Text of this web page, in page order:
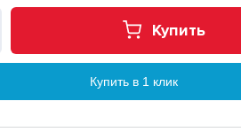
Купить
Купить в 1 клик